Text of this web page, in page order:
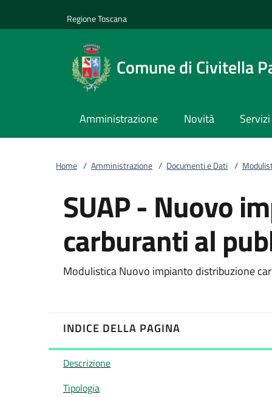
Regione Toscana
Comune di Civitella
Amministrazione Novità Servizi
Home / Amministrazione / Documenti e Dati /
SUAP - Nuovo
carburanti al
Modulistica Nuovo impianto distribuzione
INDICE DELLA PAGINA
Descrizione
Tipologia